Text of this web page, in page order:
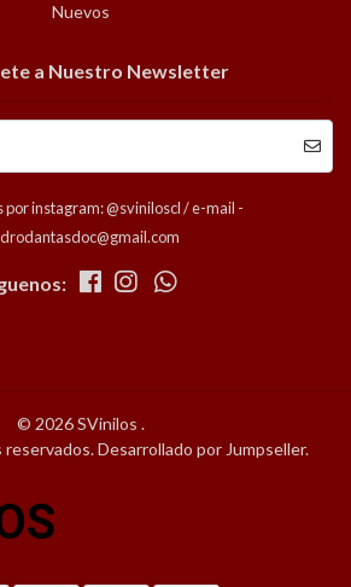
Nuevos
a Nuestro Newsletter
por instagram: @sviniloscl / e-mail -
© 2026 SVinilos .
reservados.Desarrollado por Jumpseller.